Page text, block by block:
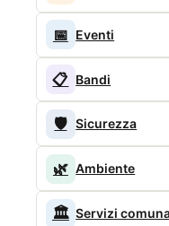
📅 Eventi
📋 Bandi
🛡️ Sicurezza
🌿 Ambiente
🏛️ Servizi